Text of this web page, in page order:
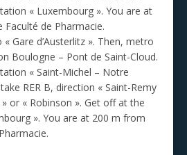
« Luxembourg ». You are at
de Pharmacie.
Gare d’Austerlitz ». Then, metro
Boulogne – Pont de Saint-Cloud.
« Saint-Michel – Notre
RER B, direction « Saint-Remy
or « Robinson ». Get off at the
». You are at 200 m from